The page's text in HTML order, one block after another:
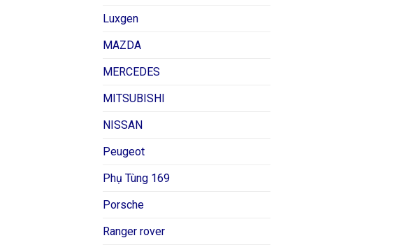
Luxgen
MAZDA
MERCEDES
MITSUBISHI
NISSAN
Peugeot
Phụ Tùng 169
Porsche
Ranger rover